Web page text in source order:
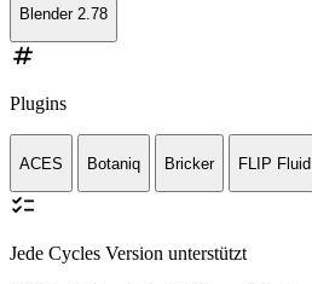
Blender 2.78
numbers
Plugins
ACES Botaniq Bricker FLIP Fluid
checklist
Jede Cycles Version unterstützt